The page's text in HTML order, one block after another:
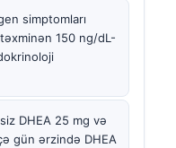
simptomları
150 ng/dL-
DHEA 25 mg və
gün ərzində DHEA